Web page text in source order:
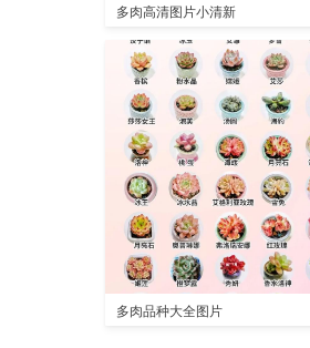
多肉高清图片小清新
多肉品种大全图片